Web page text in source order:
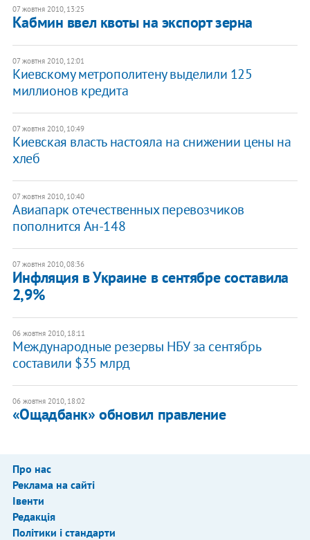
07 жовтня 2010, 13:25
Кабмин ввел квоты на экспорт зерна
07 жовтня 2010, 12:01
Киевскому метрополитену выделили 125
миллионов кредита
07 жовтня 2010, 10:49
Киевская власть настояла на снижении цены на
хлеб
07 жовтня 2010, 10:40
Авиапарк отечественных перевозчиков
пополнится Ан-148
07 жовтня 2010, 08:36
Инфляция в Украине в сентябре составила
2,9%
06 жовтня 2010, 18:11
Международные резервы НБУ за сентябрь
составили $35 млрд
06 жовтня 2010, 18:02
«Ощадбанк» обновил правление
Про нас
Реклама на сайті
Івенти
Редакція
Політики і стандарти